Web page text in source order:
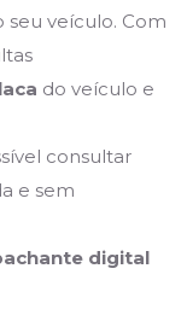
seu veículo. Com
do veículo e
consultar
e sem
digital